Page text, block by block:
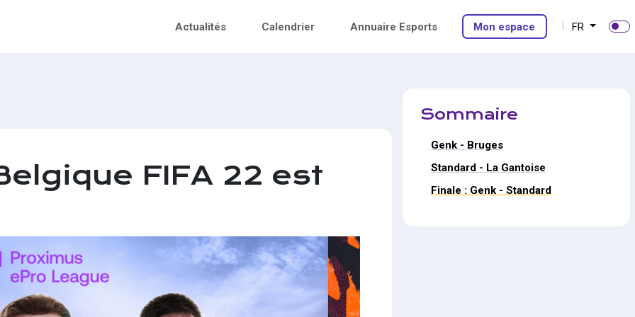
Actualités Calendrier Annuaire Esports Mon espace FR
FIFA 22 est
Sommaire
Genk - Bruges
Standard - La Gantoise
Finale : Genk - Standard